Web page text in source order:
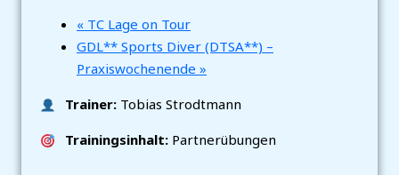
« TC Lage on Tour
GDL** Sports Diver (DTSA**) –
Praxiswochenende »
Trainer: Tobias Strodtmann
Trainingsinhalt: Partnerübungen